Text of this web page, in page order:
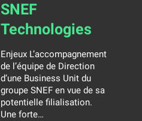
SNEF
Technologies
Enjeux L’accompagnement
de l’équipe de Direction
d’une Business Unit du
groupe SNEF en vue de sa
potentielle filialisation.
Une forte…